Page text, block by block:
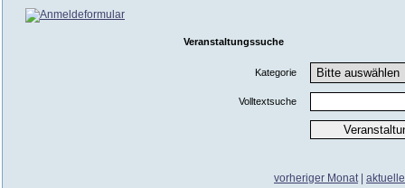
Veranstaltungssuche
Kategorie
Volltextsuche
vorheriger Monat|